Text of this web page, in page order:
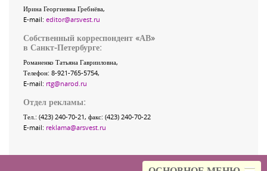
Ирина Георгиевна Гребнёва,
E-mail: editor@arsvest.ru
Собственный корреспондент «АВ»
в Санкт-Петербурге:
Романенко Татьяна Гаврииловна,
Телефон: 8-921-765-5754,
E-mail: rtg@narod.ru
Отдел рекламы:
Тел.: (423) 240-70-21, факс: (423) 240-70-22
E-mail: reklama@arsvest.ru